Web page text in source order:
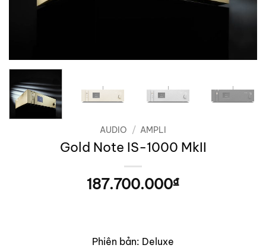
AUDIO / AMPLI
Gold Note IS-1000 MkII
187.700.000₫
Phiên bản: Deluxe